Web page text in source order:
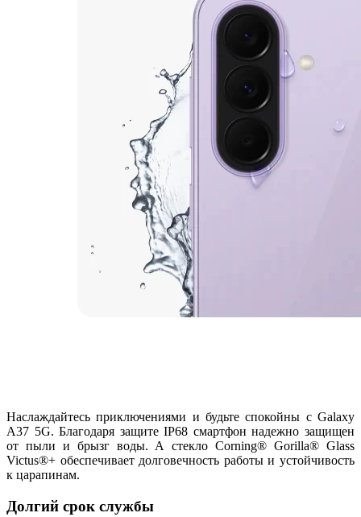
Наслаждайтесь приключениями и будьте спокойны с Galaxy
A37 5G. Благодаря защите IP68 смартфон надежно защищен
от пыли и брызг воды. А стекло Corning® Gorilla® Glass
Victus®+ обеспечивает долговечность работы и устойчивость
к царапинам.
Долгий срок службы